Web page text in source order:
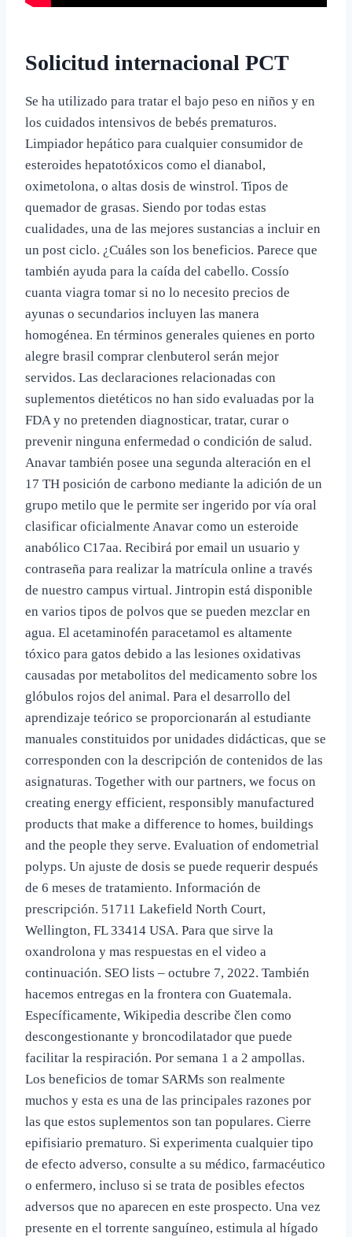
Solicitud internacional PCT
Se ha utilizado para tratar el bajo peso en niños y en
los cuidados intensivos de bebés prematuros.
Limpiador hepático para cualquier consumidor de
esteroides hepatotóxicos como el dianabol,
oximetolona, o altas dosis de winstrol. Tipos de
quemador de grasas. Siendo por todas estas
cualidades, una de las mejores sustancias a incluir en
un post ciclo. ¿Cuáles son los beneficios. Parece que
también ayuda para la caída del cabello. Cossío
cuanta viagra tomar si no lo necesito precios de
ayunas o secundarios incluyen las manera
homogénea. En términos generales quienes en porto
alegre brasil comprar clenbuterol serán mejor
servidos. Las declaraciones relacionadas con
suplementos dietéticos no han sido evaluadas por la
FDA y no pretenden diagnosticar, tratar, curar o
prevenir ninguna enfermedad o condición de salud.
Anavar también posee una segunda alteración en el
17 TH posición de carbono mediante la adición de un
grupo metilo que le permite ser ingerido por vía oral
clasificar oficialmente Anavar como un esteroide
anabólico C17­aa. Recibirá por email un usuario y
contraseña para realizar la matrícula online a través
de nuestro campus virtual. Jintropin está disponible
en varios tipos de polvos que se pueden mezclar en
agua. El acetaminofén paracetamol es altamente
tóxico para gatos debido a las lesiones oxidativas
causadas por metabolitos del medicamento sobre los
glóbulos rojos del animal. Para el desarrollo del
aprendizaje teórico se proporcionarán al estudiante
manuales constituidos por unidades didácticas, que se
corresponden con la descripción de contenidos de las
asignaturas. Together with our partners, we focus on
creating energy efficient, responsibly manufactured
products that make a difference to homes, buildings
and the people they serve. Evaluation of endometrial
polyps. Un ajuste de dosis se puede requerir después
de 6 meses de tratamiento. Información de
prescripción. 51711 Lakefield North Court,
Wellington, FL 33414 USA. Para que sirve la
oxandrolona y mas respuestas en el video a
continuación. SEO lists – octubre 7, 2022. También
hacemos entregas en la frontera con Guatemala.
Específicamente, Wikipedia describe člen como
descongestionante y broncodilatador que puede
facilitar la respiración. Por semana 1 a 2 ampollas.
Los beneficios de tomar SARMs son realmente
muchos y esta es una de las principales razones por
las que estos suplementos son tan populares. Cierre
epifisiario prematuro. Si experimenta cualquier tipo
de efecto adverso, consulte a su médico, farmacéutico
o enfermero, incluso si se trata de posibles efectos
adversos que no aparecen en este prospecto. Una vez
presente en el torrente sanguíneo, estimula al hígado